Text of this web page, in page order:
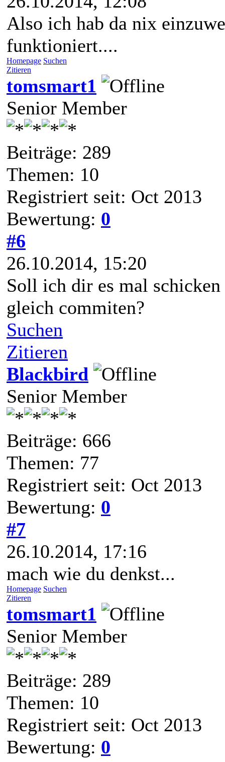
Also ich hab da nix
funktioniert....
Homepage Suchen
Zitieren
tomsmart1
Senior Member
Beiträge: 289
Themen: 10
Registriert seit: Oct 2013
Bewertung: 0
#6
26.10.2014, 15:20
Soll ich dir es mal
gleich commiten?
Suchen
Zitieren
Blackbird
Senior Member
Beiträge: 666
Themen: 77
Registriert seit: Oct 2013
Bewertung: 0
#7
26.10.2014, 17:16
mach wie du denkst...
Homepage Suchen
Zitieren
tomsmart1
Senior Member
Beiträge: 289
Themen: 10
Registriert seit: Oct 2013
Bewertung: 0